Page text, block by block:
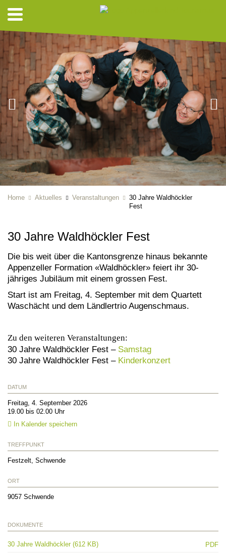
Home Aktuelles Veranstaltungen
30 Jahre Waldhöckler
Fest
30 Jahre Waldhöckler Fest
Die bis weit über die Kantonsgrenze hinaus bekannte
Appenzeller Formation «Waldhöckler» feiert ihr 30-
jähriges Jubiläum mit einem grossen Fest.
Start ist am Freitag, 4. September mit dem Quartett
Waschächt und dem Ländlertrio Augenschmaus.
Zu den weiteren Veranstaltungen:
30 Jahre Waldhöckler Fest – Samstag
30 Jahre Waldhöckler Fest – Kinderkonzert
DATUM
Freitag, 4. September 2026
19.00 bis 02.00 Uhr
In Kalender speichern
TREFFPUNKT
Festzelt, Schwende
ORT
9057 Schwende
DOKUMENTE
30 Jahre Waldhöckler (612 KB) PDF